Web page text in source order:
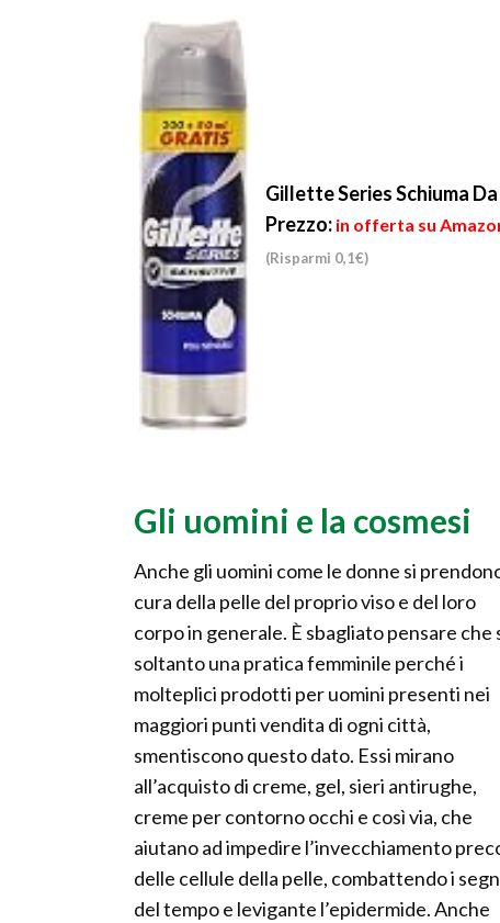
Gillette Series Schiuma
Prezzo: in offerta su
(Risparmi 0,1€)
Gli uomini e la cosmesi
Anche gli uomini come le donne si
cura della pelle del proprio viso e del loro
corpo in generale. È sbagliato pensare che
soltanto una pratica femminile perché i
molteplici prodotti per uomini presenti nei
maggiori punti vendita di ogni città,
smentiscono questo dato. Essi mirano
all’acquisto di creme, gel, sieri antirughe,
creme per contorno occhi e così via, che
aiutano ad impedire l’invecchiamento
delle cellule della pelle, combattendo i
del tempo e levigante l’epidermide. Anche